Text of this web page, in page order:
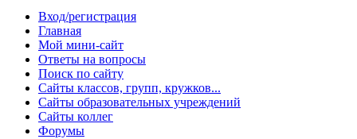
Вход/регистрация
Главная
Мой мини-сайт
Ответы на вопросы
Поиск по сайту
Сайты классов, групп, кружков...
Сайты образовательных учреждений
Сайты коллег
Форумы